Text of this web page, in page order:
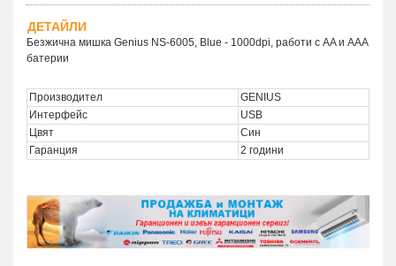
ДЕТАЙЛИ
Безжична мишка Genius NS-6005, Blue - 1000dpi, работи с AA и AAA
батерии
Производител
GENIUS
Интерфейс
USB
Цвят
Син
Гаранция
2 години